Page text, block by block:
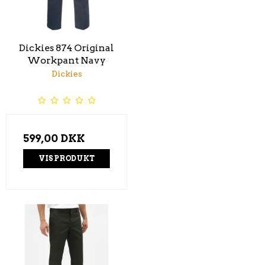
Dickies 874 Original
Workpant Navy
Dickies
599,00 DKK
VIS PRODUKT